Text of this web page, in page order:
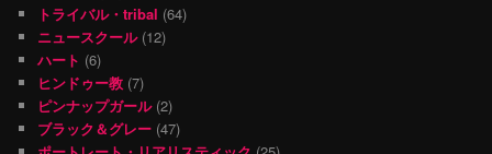
トライバル・tribal (64)
ニュースクール(12)
ハート (6)
ヒンドゥー教 (7)
ピンナップガール(2)
ブラック＆グレー (47)